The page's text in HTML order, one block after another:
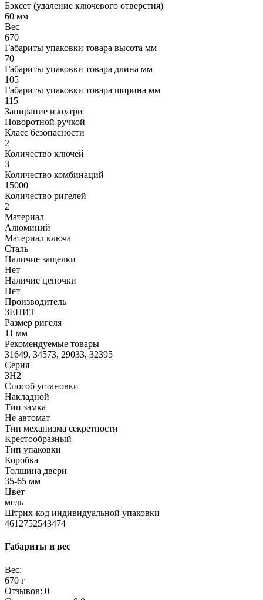
Бэксет (удаление ключевого отверстия)
60 мм
Вес
670
Габариты упаковки товара высота мм
70
Габариты упаковки товара длина мм
105
Габариты упаковки товара ширина мм
115
Запирание изнутри
Поворотной ручкой
Класс безопасности
2
Количество ключей
3
Количество комбинаций
15000
Количество ригелей
2
Материал
Алюминий
Материал ключа
Сталь
Наличие защелки
Нет
Наличие цепочки
Нет
Производитель
ЗЕНИТ
Размер ригеля
11 мм
Рекомендуемые товары
31649, 34573, 29033, 32395
Серия
ЗН2
Способ установки
Накладной
Тип замка
Не автомат
Тип механизма секретности
Крестообразный
Тип упаковки
Коробка
Толщина двери
35-65 мм
Цвет
медь
Штрих-код индивидуальной упаковки
4612752543474
Габариты и вес
Вес:
670 г
Отзывов: 0